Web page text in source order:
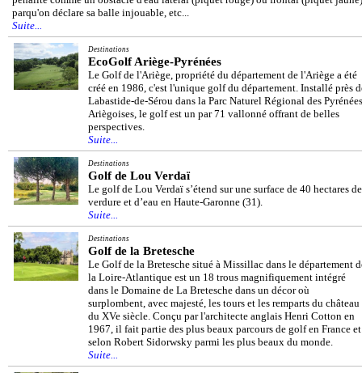
parqu'on déclare sa balle injouable, etc...
Suite...
Destinations
EcoGolf Ariège-Pyrénées
Le Golf de l'Ariège, propriété du département de l'Ariège a été
créé en 1986, c'est l'unique golf du département. Installé près
Labastide-de-Sérou dans la Parc Naturel Régional des Pyrénées
Ariègoises, le golf est un par 71 vallonné offrant de belles
perspectives.
Suite...
Destinations
Golf de Lou Verdaï
Le golf de Lou Verdaï s’étend sur une surface de 40 hectares de
verdure et d’eau en Haute-Garonne (31).
Suite...
Destinations
Golf de la Bretesche
Le Golf de la Bretesche situé à Missillac dans le département
la Loire-Atlantique est un 18 trous magnifiquement intégré
dans le Domaine de La Bretesche dans un décor où
surplombent, avec majesté, les tours et les remparts du château
du XVe siècle. Conçu par l'architecte anglais Henri Cotton en
1967, il fait partie des plus beaux parcours de golf en France et
selon Robert Sidorwsky parmi les plus beaux du monde.
Suite...